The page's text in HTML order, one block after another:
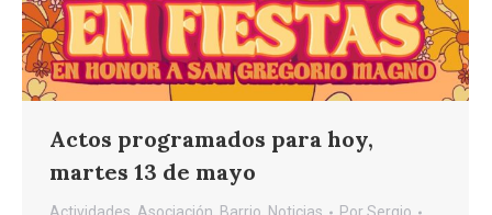
Actos programados para hoy,
martes 13 de mayo